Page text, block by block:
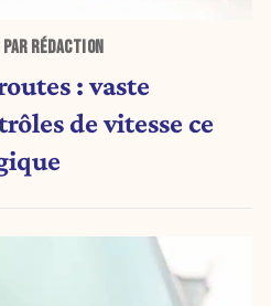
RÉDACTION
: vaste
de vitesse ce